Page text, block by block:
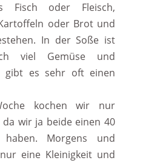
Fisch oder Fleisch,
oder Brot und
In der Soße ist
viel Gemüse und
gibt es sehr oft einen
kochen wir nur
wir ja beide einen 40
haben. Morgens und
eine Kleinigkeit und